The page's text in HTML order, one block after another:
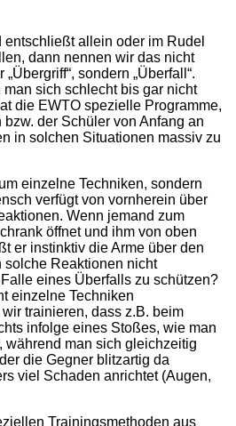
allein oder im Rudel
dann nennen wir das nicht
sondern „Überfall“.
sich schlecht bis gar nicht
die EWTO spezielle Programme,
der Schüler von Anfang an
in solchen Situationen massiv zu
einzelne Techniken, sondern
verfügt von vornherein über
Wenn jemand zum
öffnet und ihm von oben
er instinktiv die Arme über den
solche Reaktionen nicht
eines Überfalls zu schützen?
einzelne Techniken
trainieren, dass z.B. beim
infolge eines Stoßes, wie man
während man sich gleichzeitig
die Gegner blitzartig da
viel Schaden anrichtet (Augen,
Trainingsmethoden aus